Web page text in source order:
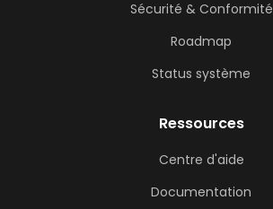
Sécurité & Conformité
Roadmap
Status système
Ressources
Centre d'aide
Documentation